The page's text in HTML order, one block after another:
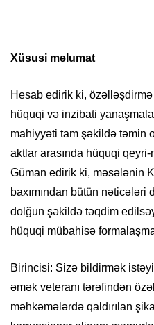
Xüsusi məlumat
Hesab edirik ki, özəlləşdirmə
hüquqi və inzibati
mahiyyəti tam şəkildə təmin
aktlar arasında hüquqi qeyri-
Güman edirik ki, məsələnin
baxımından bütün
dolğun şəkildə təqdim
hüquqi mübahisə
Birincisi: Sizə bildirmək
əmək veteranı tərəfindən
məhkəmələrdə qaldırılan